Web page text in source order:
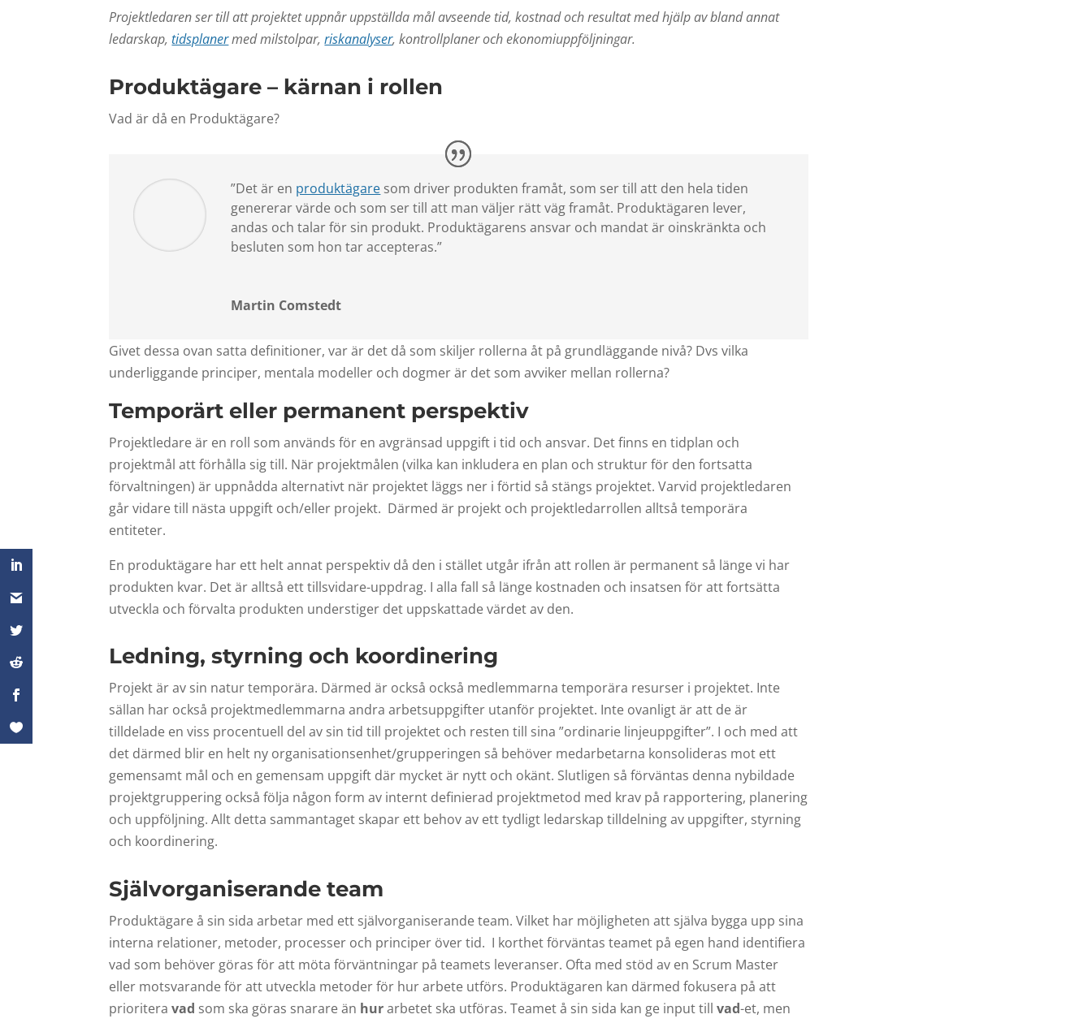
Projektledaren ser till att projektet uppnår uppställda mål avseende tid, kostnad och resultat med hjälp av bland annat
ledarskap,tidsplanermed milstolpar,riskanalyser, kontrollplaner och ekonomiuppföljningar.
Produktägare – kärnan i rollen
Vad är då en Produktägare?
”Det är en produktägare som driver produkten framåt, som ser till att den hela tiden
genererar värde och som ser till att man väljer rätt väg framåt. Produktägaren lever,
andas och talar för sin produkt. Produktägarens ansvar och mandat är oinskränkta och
besluten som hon tar accepteras.”
Martin Comstedt
Givet dessa ovan satta definitioner, var är det då som skiljer rollerna åt på grundläggande nivå? Dvs vilka
underliggande principer, mentala modeller och dogmer är det som avviker mellan rollerna?
Temporärt eller permanent perspektiv
Projektledare är en roll som används för en avgränsad uppgift i tid och ansvar. Det finns en tidplan och
projektmål att förhålla sig till. När projektmålen (vilka kan inkludera en plan och struktur för den fortsatta
förvaltningen) är uppnådda alternativt när projektet läggs ner i förtid så stängs projektet. Varvid projektledaren
går vidare till nästa uppgift och/eller projekt. Därmed är projekt och projektledarrollen alltså temporära
entiteter.
En produktägare har ett helt annat perspektiv då den i stället utgår ifrån att rollen är permanent så länge vi har
produkten kvar. Det är alltså ett tillsvidare-uppdrag. I alla fall så länge kostnaden och insatsen för att fortsätta
utveckla och förvalta produkten understiger det uppskattade värdet av den.
Ledning, styrning och koordinering
Projekt är av sin natur temporära. Därmed är också också medlemmarna temporära resurser i projektet. Inte
sällan har också projektmedlemmarna andra arbetsuppgifter utanför projektet. Inte ovanligt är att de är
tilldelade en viss procentuell del av sin tid till projektet och resten till sina ”ordinarie linjeuppgifter”. I och med att
det därmed blir en helt ny organisationsenhet/grupperingen så behöver medarbetarna konsolideras mot ett
gemensamt mål och en gemensam uppgift där mycket är nytt och okänt. Slutligen så förväntas denna nybildade
projektgruppering också följa någon form av internt definierad projektmetod med krav på rapportering, planering
och uppföljning. Allt detta sammantaget skapar ett behov av ett tydligt ledarskap tilldelning av uppgifter, styrning
och koordinering.
Självorganiserande team
Produktägare å sin sida arbetar med ett självorganiserande team. Vilket har möjligheten att själva bygga upp sina
interna relationer, metoder, processer och principer över tid. I korthet förväntas teamet på egen hand identifiera
vad som behöver göras för att möta förväntningar på teamets leveranser. Ofta med stöd av en Scrum Master
eller motsvarande för att utveckla metoder för hur arbete utförs. Produktägaren kan därmed fokusera på att
prioriteravad som ska göras snarare än hurarbetet ska utföras. Teamet å sin sida kan ge input tillvad-et, men